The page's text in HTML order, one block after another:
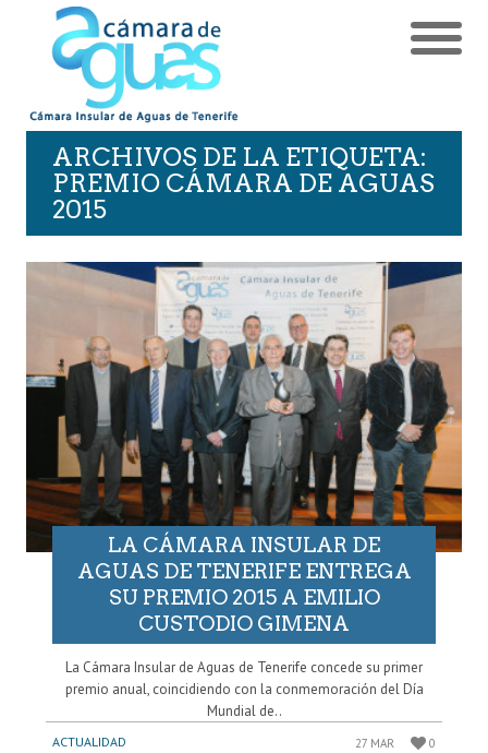
ARCHIVOS DE LA ETIQUETA:
PREMIO CÁMARA DE AGUAS
2015
LA CÁMARA INSULAR DE
AGUAS DE TENERIFE ENTREGA
SU PREMIO 2015 A EMILIO
CUSTODIO GIMENA
La Cámara Insular de Aguas de Tenerife concede su primer
premio anual, coincidiendo con la conmemoración del Día
Mundial de..
ACTUALIDAD 27 MAR 0